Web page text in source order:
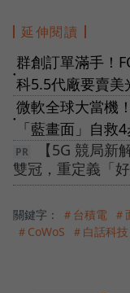
延伸閱讀
●
群創訂單滿手！
科5.5代廠要賣美
●
微軟全球大當機
「藍畫面」自救
【5G 競局
雙冠，重定義「好
關鍵字： ＃台積電 ＃
＃CoWoS
＃白話科技